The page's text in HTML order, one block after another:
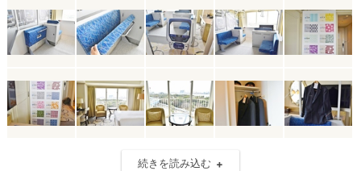
続きを読み込む